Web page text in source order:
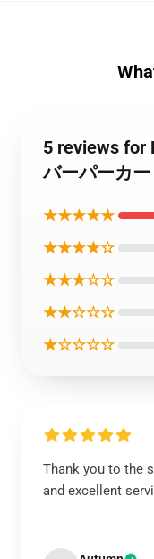
5 reviews for
バーパーカー
★★★★★
★★★★☆
★★★☆☆
★★☆☆☆
★☆☆☆☆
Thank you to the
and excellent